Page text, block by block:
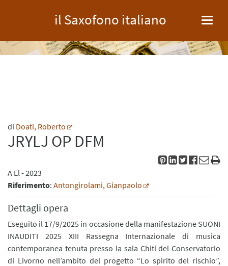
il Saxofono italiano
di Doati, Roberto
JRYLJ OP DFM
A El - 2023
Riferimento: Antongirolami, Gianpaolo
Dettagli opera
Eseguito il 17/9/2025 in occasione della manifestazione SUONI
INAUDITI 2025 XIII Rassegna Internazionale di musica
contemporanea tenuta presso la sala Chiti del Conservatorio
di Livorno nell’ambito del progetto “Lo spirito del rischio”,